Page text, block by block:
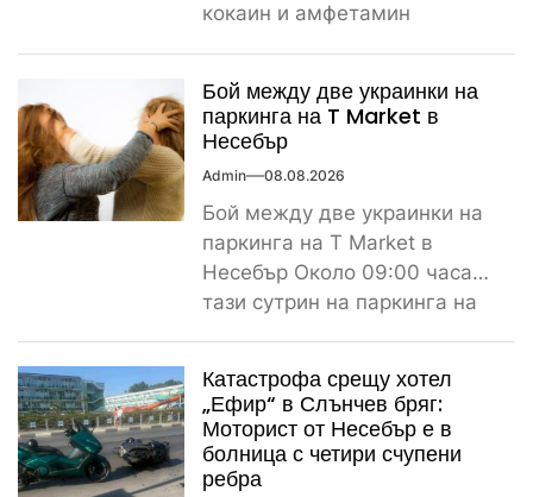
кокаин и амфетамин
Бой между две украинки на
паркинга на T Market в
Несебър
Admin 08.08.2026
Бой между две украинки на
паркинга на T Market в
Несебър Около 09:00 часа
тази сутрин на паркинга на
Катастрофа срещу хотел
„Ефир“ в Слънчев бряг:
Моторист от Несебър е в
болница с четири счупени
ребра